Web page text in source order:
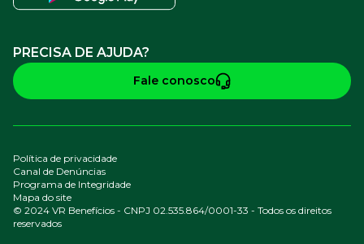
PRECISA DE AJUDA?
Fale conosco
© 2024 VR Benefícios - CNPJ 02.535.864/0001-33 - Todos os direitos
reservados
Política de privacidade
Canal de Denúncias
Programa de Integridade
Mapa do site